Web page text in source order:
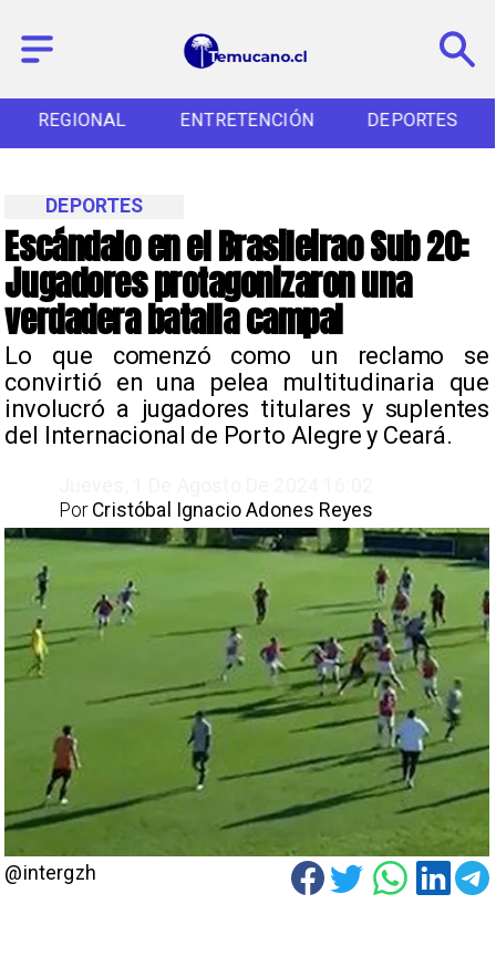
REGIONAL ENTRETENCIÓN DEPORTES
Escándalo en el Brasileirao Sub 20:
Jugadores protagonizaron una
verdadera batalla campal
​Lo que comenzó como un reclamo se
convirtió en una pelea multitudinaria que
involucró a jugadores titulares y suplentes
del Internacional de Porto Alegre y Ceará.
DEPORTES
Cristóbal Ignacio Adones Reyes
Por
@intergzh